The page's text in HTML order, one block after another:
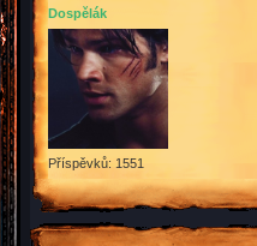
Dospělák
Příspěvků: 1551